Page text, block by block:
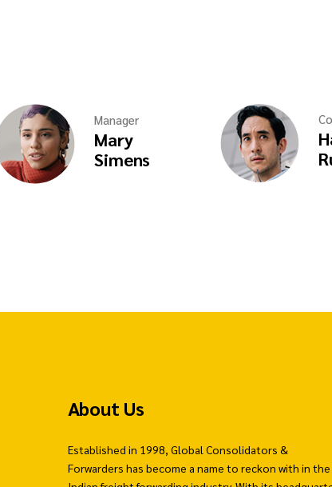
Manager
Mary
Simens
About Us
Established in 1998, Global Consolidators &
Forwarders has become a name to reckon with in the